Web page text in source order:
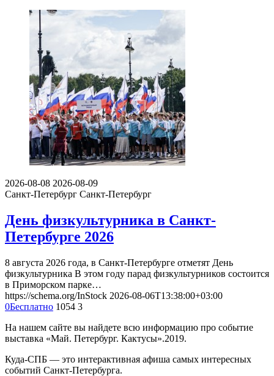
2026-08-08 2026-08-09
Санкт-Петербург Санкт-Петербург
День физкультурника в Санкт-
Петербурге 2026
8 августа 2026 года, в Санкт-Петербурге отметят День
физкультурника В этом году парад физкультурников состоится
в Приморском парке…
https://schema.org/InStock 2026-08-06T13:38:00+03:00
0Бесплатно 1054 3
На нашем сайте вы найдете всю информацию про событие
выставка «Май. Петербург. Кактусы».2019.
Куда-СПБ — это интерактивная афиша самых интересных
событий Санкт-Петербурга.